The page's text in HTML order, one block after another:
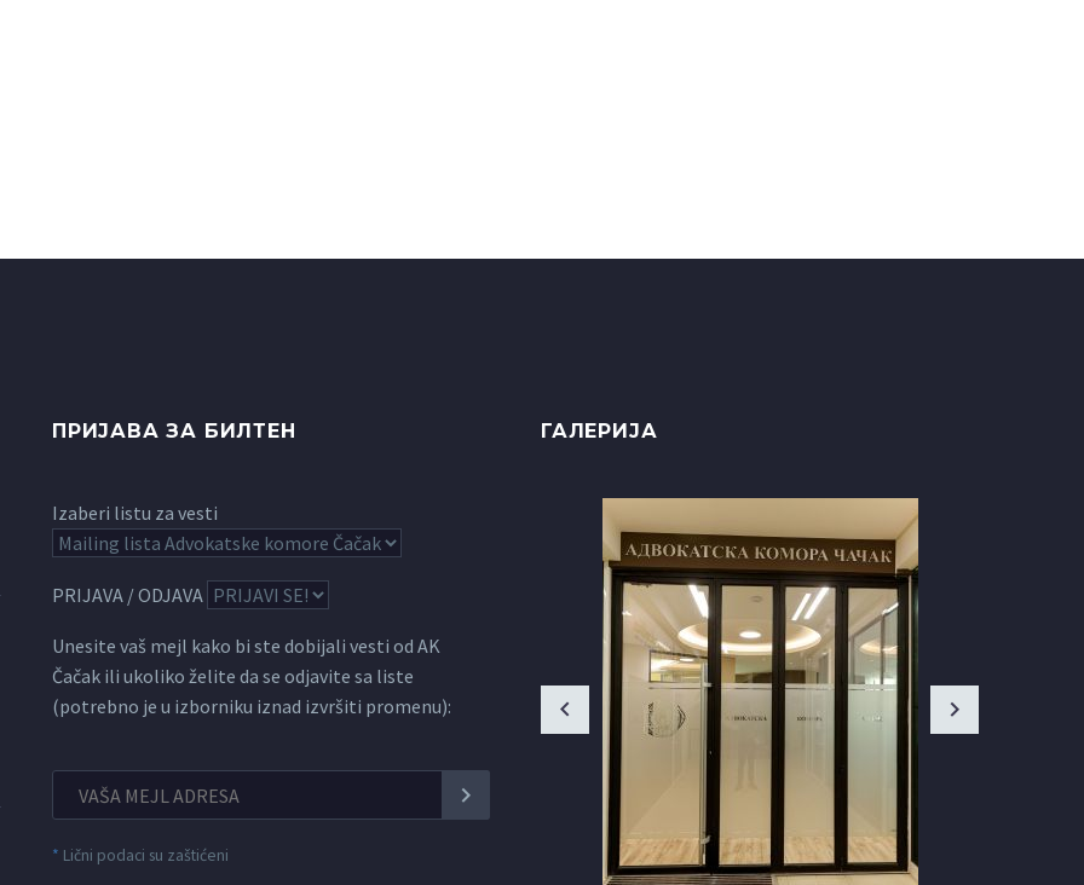
ПРИЈАВА ЗА БИЛТЕН
Izaberi listu za vesti
PRIJAVA / ODJAVA
Unesite vaš mejl kako bi ste dobijali vesti od AK
Čačak ili ukoliko želite da se odjavite sa liste
(potrebno je u izborniku iznad izvršiti promenu):
* Lični podaci su zaštićeni
ГАЛЕРИЈА